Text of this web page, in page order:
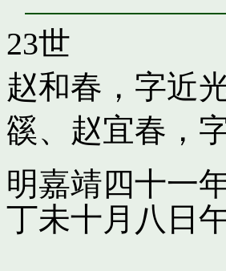
23世
赵和春，字近
豀、 赵宜春，
明嘉靖四十一
丁未十月八日